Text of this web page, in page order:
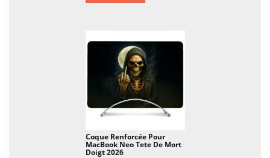
Coque Renforcée Pour
MacBook Neo Tete De Mort
Doigt 2026